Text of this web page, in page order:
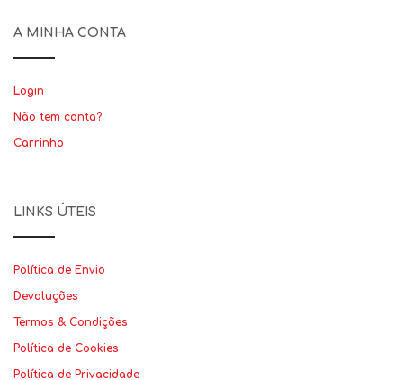
A MINHA CONTA
Login
Não tem conta?
Carrinho
LINKS ÚTEIS
Política de Envio
Devoluções
Termos & Condições
Política de Cookies
Política de Privacidade